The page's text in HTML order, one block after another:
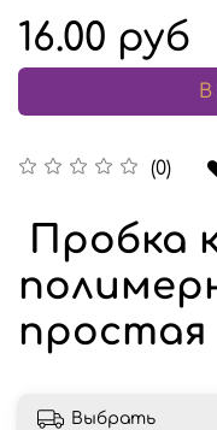
(0)
16.00 руб
Пробка
простая
Выбрать